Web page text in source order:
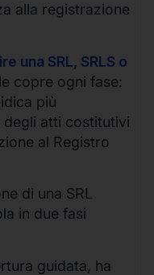
alla registrazione
una SRL, SRLS o
copre ogni fase:
più
degli atti costitutivi
al Registro
di una SRL
in due fasi
guidata, ha